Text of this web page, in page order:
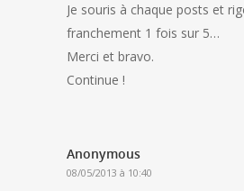
Je souris à chaque posts et
franchement 1 fois sur 5…
Merci et bravo.
Continue !
Anonymous
08/05/2013 à 10:40